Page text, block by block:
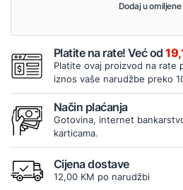
Dodaj u omiljene
Platite na rate! Već od
Platite ovaj proizvod na rate
iznos vaše narudžbe preko
Način plaćanja
Gotovina, internet
karticama.
Cijena dostave
12,00 KM po narudžbi